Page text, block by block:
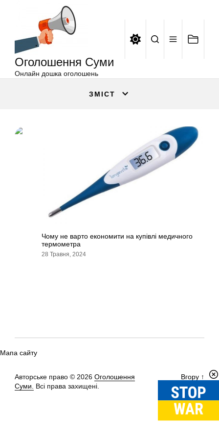
Оголошення Суми
Онлайн дошка оголошень
ЗМІСТ
Чому не варто економити на купівлі медичного
термометра
28 Травня, 2024
Мапа сайту
Авторське право © 2026 Оголошення
Суми.
Всі права захищені.
Вгору ↑